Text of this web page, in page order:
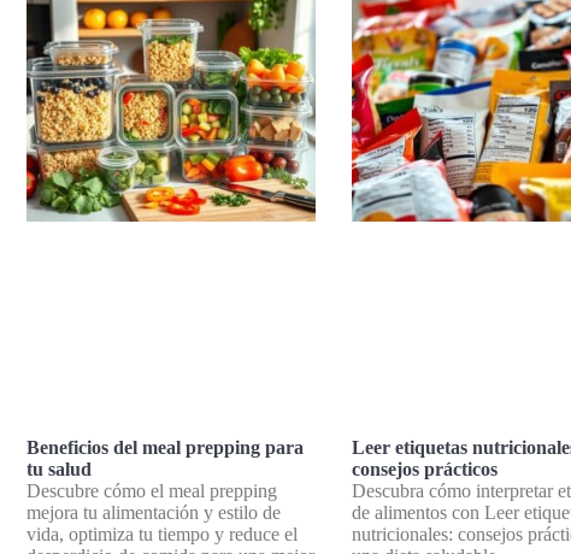
Beneficios del meal prepping para
tu salud
Descubre cómo el meal prepping
mejora tu alimentación y estilo de
vida, optimiza tu tiempo y reduce el
Leer etiquetas
consejos prácticos
Descubra cómo interpretar
de alimentos con Leer
nutricionales: consejos